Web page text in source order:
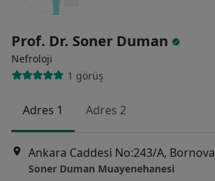
Prof. Dr. Soner Duman
Nefroloji
1 görüş
Adres 1 Adres 2
Ankara Caddesi No:243/A, Bornova
Soner Duman Muayenehanesi